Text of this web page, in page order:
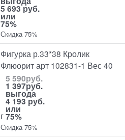
5 693 руб.
или
75%
Скидка 75%
Фигурка р.33*38 Кролик
Флюорит арт 102831-1 Вес 40
г
5 590руб.
1 397руб.
выгода
4 193 руб.
или
75%
Скидка 75%